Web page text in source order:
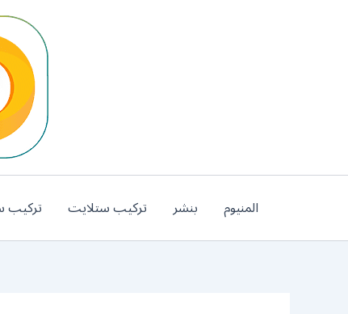
المنيوم بنشر تركيب ستلايت تركيب